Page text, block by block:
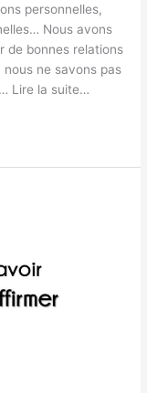
personnelles,
Nous avons
de bonnes relations
ne savons pas
Lire la suite…